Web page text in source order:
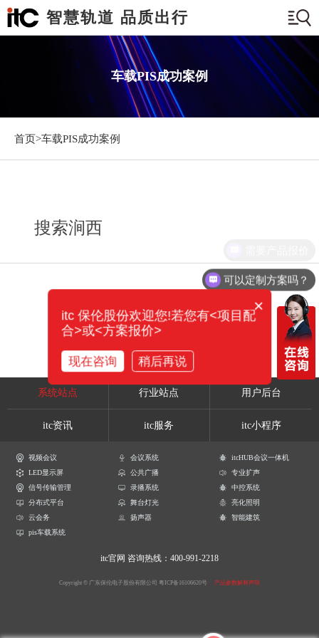
智慧轨道 品质出行
车载PIS成功案例
首页>车载PIS成功案例
搜索涧西
系统站点 行业站点 用户后台
itc资讯 itc服务 itc小程序
视频会议 会议系统
itcHUB会议一体机
LED显示屏
公共广播
专业扩声
信号传输管理
录播系统
中控系统
分布式平台
舞台灯光
亮化照明
云会务
扬声器
智能建筑
pis车载系统
itc官网 咨询热线：400-991-2218
Copyright © 广东保伦电子股份有限公司 粤ICP备16106620号 产品参数解释声明
可以定制方案吗？
×
itc 保伦股份欢迎您!若您有<项目配
合>或<方案报价>
现在咨询 稍后再说